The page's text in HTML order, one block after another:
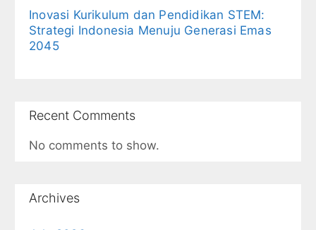
Inovasi Kurikulum dan Pendidikan STEM:
Strategi Indonesia Menuju Generasi Emas
2045
Recent Comments
No comments to show.
Archives